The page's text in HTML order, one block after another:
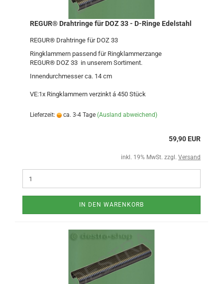
REGUR® Drahtringe für DOZ 33 - D-Ringe Edelstahl
REGUR® Drahtringe für DOZ 33
Ringklammern passend für Ringklammerzange
REGUR® DOZ 33 in unserem Sortiment.
Innendurchmesser ca. 14 cm
VE:1x Ringklammern verzinkt á 450 Stück
Lieferzeit: ca. 3-4 Tage (Ausland abweichend)
59,90 EUR
inkl. 19% MwSt. zzgl. Versand
IN DEN WARENKORB